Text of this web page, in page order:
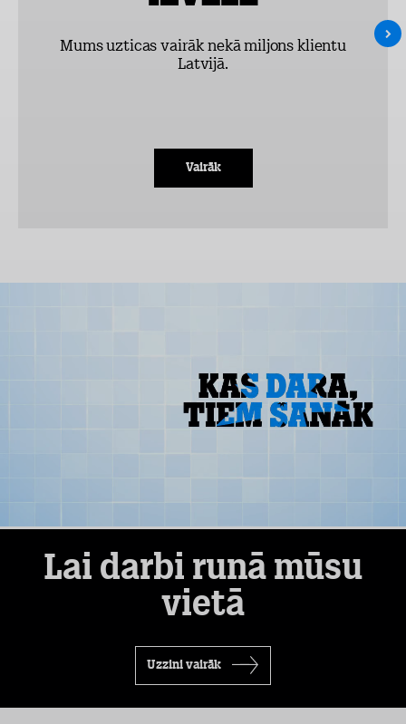
Mums uzticas vairāk nekā miljons klientu
Latvijā.
Vairāk
Lai darbi runā mūsu
vietā
Uzzini vairāk